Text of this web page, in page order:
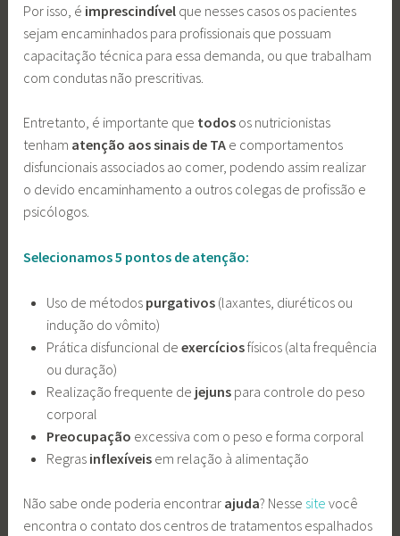
Por isso, é imprescindível que nesses casos os pacientes
sejam encaminhados para profissionais que possuam
capacitação técnica para essa demanda, ou que trabalham
com condutas não prescritivas.
Entretanto, é importante que todos os nutricionistas
tenham atenção aos sinais de TA e comportamentos
disfuncionais associados ao comer, podendo assim realizar
o devido encaminhamento a outros colegas de profissão e
psicólogos.
Selecionamos 5 pontos de atenção:
Uso de métodos purgativos(laxantes, diuréticos ou
indução do vômito)
Prática disfuncional de exercíciosfísicos (alta frequência
ou duração)
Realização frequente de jejunspara controle do peso
corporal
Preocupação excessiva com o peso e forma corporal
Regras inflexíveisem relação à alimentação
Não sabe onde poderia encontrar ajuda? Nesse sitevocê
encontra o contato dos centros de tratamentos espalhados